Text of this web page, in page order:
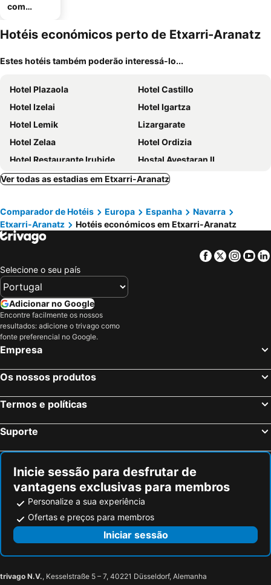
com
mento
Hotéis económicos perto de Etxarri-Aranatz
Estes hotéis também poderão interessá-lo...
Hotel Plazaola
Hotel Castillo
Hotel Izelai
Hotel Igartza
Hotel Lemik
Lizargarate
Hotel Zelaa
Hotel Ordizia
Hotel Restaurante Irubide
Hostal Ayestaran II
Hotel Imaz
Hotel Dolarea
Hotel Beasain
Hotel Rural Milaleku
Ver todas as estadias em Etxarri-Aranatz
Comparador de Hotéis Europa Espanha
Navarra
Etxarri-Aranatz
Hotéis económicos em Etxarri-Aranatz
Facebook
Twitter
Selecione o seu país
Adicionar no Google
Encontre facilmente os nossos
resultados: adicione o trivago como
fonte preferencial no Google.
Empresa
Os nossos produtos
Termos e políticas
Suporte
Inicie sessão para desfrutar de
vantagens exclusivas para membros
Personalize a sua experiência
Ofertas e preços para membros
Iniciar sessão
trivago N.V., Kesselstraße 5 – 7, 40221 Düsseldorf, Alemanha